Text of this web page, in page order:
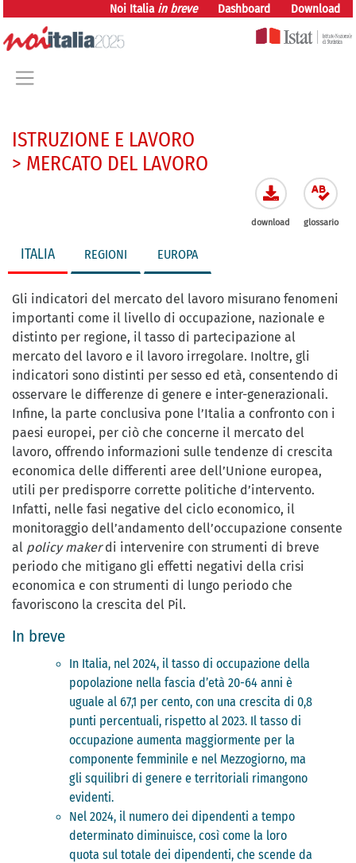
vai direttamente al contenuto
Noi Italiain breve Dashboard Download
ISTRUZIONE E LAVORO
> MERCATO DEL LAVORO
ITALIA REGIONI EUROPA
download glossario
Gli indicatori del mercato del lavoro misurano fenomeni
importanti come il livello di occupazione, nazionale e
distinto per regione, il tasso di partecipazione al
mercato del lavoro e il lavoro irregolare. Inoltre, gli
indicatori sono distinti per sesso ed età, consentendo di
osservare le differenze di genere e inter-generazionali.
Infine, la parte conclusiva pone l’Italia a confronto con i
paesi europei, per ciò che concerne il mercato del
lavoro, offrendo informazioni sulle tendenze di crescita
economica delle differenti aree dell’Unione europea,
utili per predisporre corrette politiche d’intervento.
Infatti, nelle fasi negative del ciclo economico, il
monitoraggio dell’andamento dell’occupazione consente
al policy makerdi intervenire con strumenti di breve
periodo che mitigano gli effetti negativi della crisi
economica e con strumenti di lungo periodo che
favoriscono la crescita del Pil.
In breve
In Italia, nel 2024, il tasso di occupazione della
popolazione nella fascia d’età 20-64 anni è
uguale al 67,1 per cento, con una crescita di 0,8
punti percentuali, rispetto al 2023. Il tasso di
occupazione aumenta maggiormente per la
componente femminile e nel Mezzogiorno, ma
gli squilibri di genere e territoriali rimangono
evidenti.
Nel 2024, il numero dei dipendenti a tempo
determinato diminuisce, così come la loro
quota sul totale dei dipendenti, che scende da